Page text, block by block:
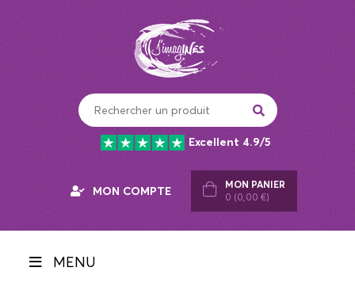
Excellent 4.9/5
MON COMPTE
MON PANIER
0 (0,00 €)
MENU